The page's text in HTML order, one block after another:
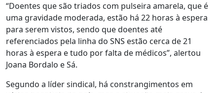
“Doentes que são triados com pulseira amarela, que é
uma gravidade moderada, estão há 22 horas à espera
para serem vistos, sendo que doentes até
referenciados pela linha do SNS estão cerca de 21
horas à espera e tudo por falta de médicos”, alertou
Joana Bordalo e Sá.
Segundo a líder sindical, há constrangimentos em